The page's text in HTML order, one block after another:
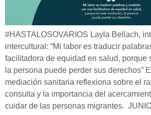
#HASTALOSOVARIOS Layla Bellach,
intercultural: “Mi labor es traducir
facilitadora de equidad en salud, porque
la persona puede perder sus derechos”
mediación sanitaria reflexiona sobre el
consulta y la importancia del
cuidar de las personas migrantes.